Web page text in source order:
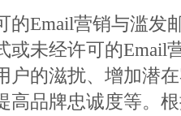
Email营销与滥发
或未经许可的Email
户的滋扰、增加潜
高品牌忠诚度等。